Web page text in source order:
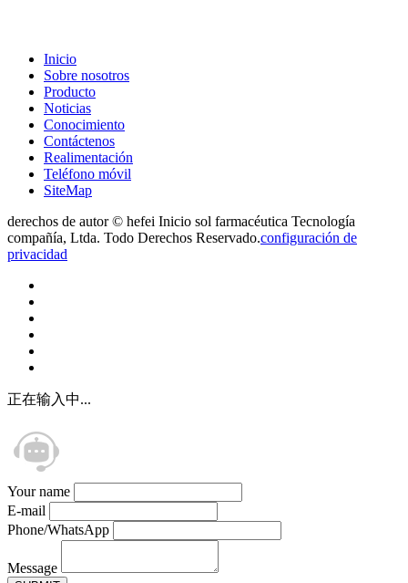
Inicio
Sobre nosotros
Producto
Noticias
Conocimiento
Contáctenos
Realimentación
Teléfono móvil
SiteMap
derechos de autor © hefei Inicio sol farmacéutica Tecnología
compañía, Ltda. Todo Derechos Reservado.configuración de
privacidad
正在输入中...
Your name
E-mail
Phone/WhatsApp
Message